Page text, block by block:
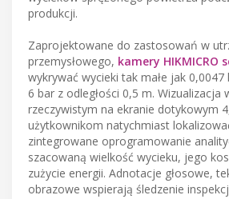
produkcji.
Zaprojektowane do zastosowań w
przemysłowego, kamery HIKMICRO
wykrywać wycieki tak małe jak
6 bar z odległości 0,5 m. Wizualizacja
rzeczywistym na ekranie dotykowym
użytkownikom natychmiast
zintegrowane oprogramowanie
szacowaną wielkość wycieku, jego
zużycie energii. Adnotacje głosowe,
obrazowe wspierają śledzenie